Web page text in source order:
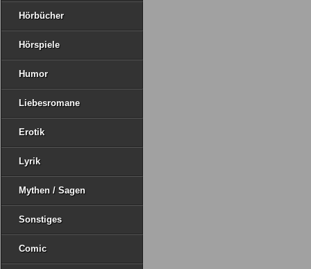
Hörbücher
Hörspiele
Humor
Liebesromane
Erotik
Lyrik
Mythen / Sagen
Sonstiges
Comic